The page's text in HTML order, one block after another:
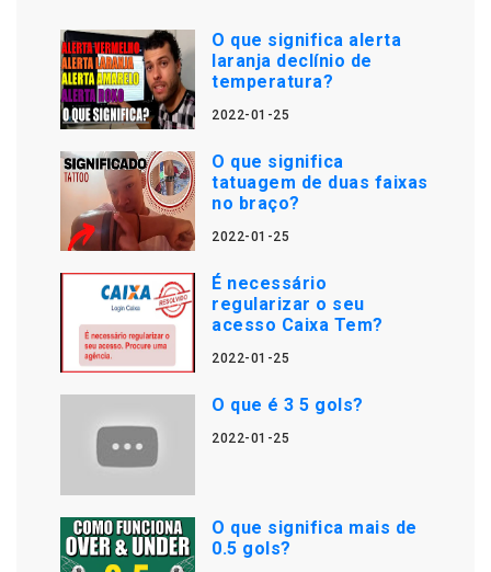
O que significa alerta
laranja declínio de
temperatura?
2022-01-25
O que significa
tatuagem de duas faixas
no braço?
2022-01-25
É necessário
regularizar o seu
acesso Caixa Tem?
2022-01-25
O que é 3 5 gols?
2022-01-25
O que significa mais de
0.5 gols?